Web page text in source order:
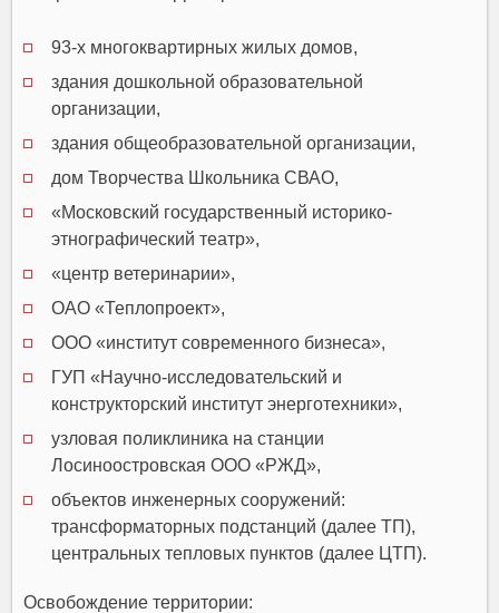
93-х многоквартирных жилых домов,
здания дошкольной образовательной
организации,
здания общеобразовательной организации,
дом Творчества Школьника СВАО,
«Московский государственный историко-
этнографический театр»,
«центр ветеринарии»,
ОАО «Теплопроект»,
ООО «институт современного бизнеса»,
ГУП «Научно-исследовательский и
конструкторский институт энерготехники»,
узловая поликлиника на станции
Лосиноостровская ООО «РЖД»,
объектов инженерных сооружений:
трансформаторных подстанций (далее ТП),
центральных тепловых пунктов (далее ЦТП).
Освобождение территории: